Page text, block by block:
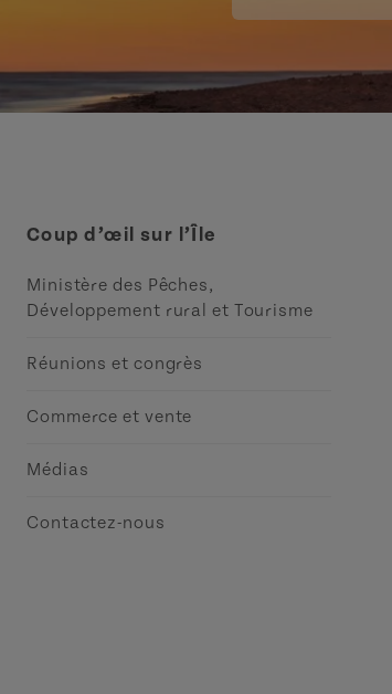
Coup d’œil sur l’Île
Ministère des Pêches,
Développement rural et Tourisme
Réunions et congrès
Commerce et vente
Médias
Contactez-nous